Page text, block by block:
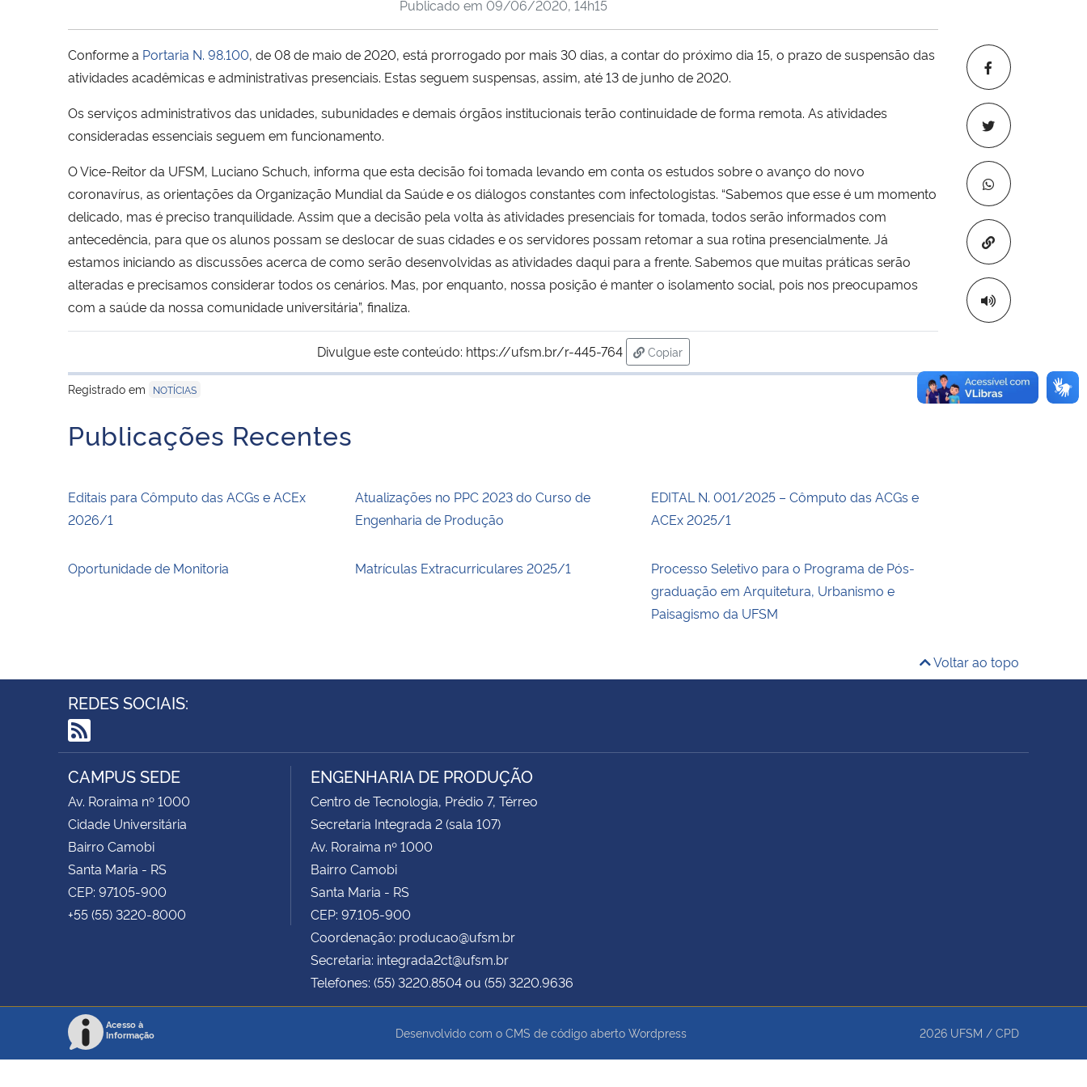
Copiar para
Publicado em 09/06/2020, 14h15
Conforme a Portaria N. 98.100, de 08 de maio de 2020, está prorrogado por mais 30 dias, a contar do próximo dia 15, o prazo de suspensão das
atividades acadêmicas e administrativas presenciais. Estas seguem suspensas, assim, até 13 de junho de 2020.
Os serviços administrativos das unidades, subunidades e demais órgãos institucionais terão continuidade de forma remota. As atividades
consideradas essenciais seguem em funcionamento.
O Vice-Reitor da UFSM, Luciano Schuch, informa que esta decisão foi tomada levando em conta os estudos sobre o avanço do novo
coronavírus, as orientações da Organização Mundial da Saúde e os diálogos constantes com infectologistas. “Sabemos que esse é um momento
delicado, mas é preciso tranquilidade. Assim que a decisão pela volta às atividades presenciais for tomada, todos serão informados com
antecedência, para que os alunos possam se deslocar de suas cidades e os servidores possam retomar a sua rotina presencialmente. Já
estamos iniciando as discussões acerca de como serão desenvolvidas as atividades daqui para a frente. Sabemos que muitas práticas serão
alteradas e precisamos considerar todos os cenários. Mas, por enquanto, nossa posição é manter o isolamento social, pois nos preocupamos
com a saúde da nossa comunidade universitária”, finaliza.
Divulgue este conteúdo: https://ufsm.br/r-445-764
Copiar
para área de transferência
Registrado em
NOTÍCIAS
Publicações Recentes
Editais para Cômputo das ACGs e ACEx
2026/1
Atualizações no PPC 2023 do Curso de
Engenharia de Produção
EDITAL N. 001/2025 – Cômputo das ACGs e
ACEx 2025/1
Oportunidade de Monitoria Matrículas Extracurriculares 2025/1
Processo Seletivo para o Programa de Pós-
graduação em Arquitetura, Urbanismo e
Paisagismo da UFSM
Voltar ao topo
REDES SOCIAIS:
RSS
CAMPUS SEDE
Av. Roraima nº 1000
Cidade Universitária
Bairro Camobi
Santa Maria - RS
CEP: 97105-900
+55 (55) 3220-8000
ENGENHARIA DE PRODUÇÃO
Centro de Tecnologia, Prédio 7, Térreo
Secretaria Integrada 2 (sala 107)
Av. Roraima nº 1000
Bairro Camobi
Santa Maria - RS
CEP: 97.105-900
Coordenação: producao@ufsm.br
Secretaria: integrada2ct@ufsm.br
Telefones: (55) 3220.8504 ou (55) 3220.9636
Acesso à
Informação
Desenvolvido com o CMS de código aberto Wordpress 2026 UFSM / CPD